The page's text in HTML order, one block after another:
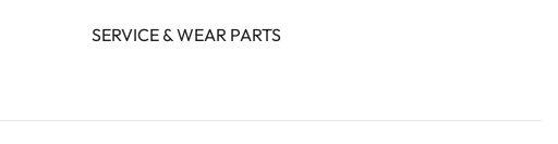
SERVICE & WEAR PARTS